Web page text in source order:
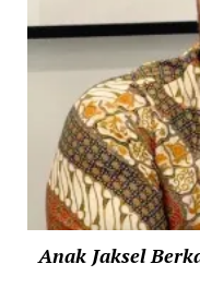
Anak Jaksel